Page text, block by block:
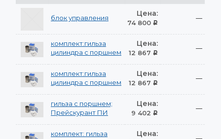
блок управления Цена:
74 800 Р
—
комплект:гильза
цилиндра с поршнем
Цена:
12 867 Р
—
комплект:гильза
цилиндра с поршнем
Цена:
12 867 Р
—
гильза с поршнем;
Прейскурант ПИ
Цена:
9 402 Р
—
комплект: гильза
Цена: